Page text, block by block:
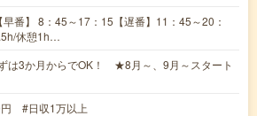
番】 8：45～17：15【遅番】11：45～20：
休憩1h…
ずは3か月からでOK！ ★8月～、9月～スタート
#日収1万以上